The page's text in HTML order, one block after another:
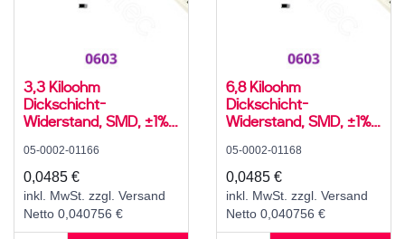
3,3 Kiloohm
Dickschicht-
Widerstand, SMD, ±1%,
°C, 0603
05-0002-01166
0,0485 €
inkl. MwSt. zzgl. Versand
Netto 0,040756 €
6,8 Kiloohm
Dickschicht-
Widerstand, SMD, ±1%,
°C, 0603
05-0002-01168
0,0485 €
inkl. MwSt. zzgl. Versand
Netto 0,040756 €